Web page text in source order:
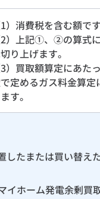
1）消費税を含む額です
2）上記①、②の算式
り上げます。
3）買取額算定にあ
定めるガス料金算
す。
たまたは買い替
イホーム発電余剰